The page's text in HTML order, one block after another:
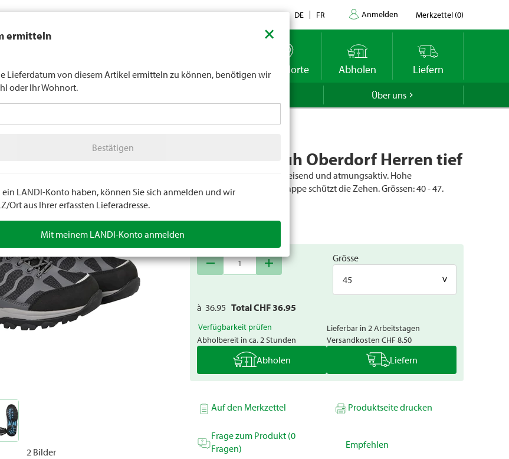
Kontakt DE FR Anmelden Merkzettel (0)
LANDI Wetter Standorte Abholen Liefern
Über uns
2 Bilder
Trekkingschuh Oberdorf Herren tief
Weissenstein. Wasserabweisend und atmungsaktiv. Hohe
Rutschfestigkeit. Vorderkappe schützt die Zehen. Grössen: 40 - 47.
remove add
Grösse
45
à 36.95 Total CHF36.95
Verfügbarkeit prüfen
Abholbereit in ca. 2 Stunden
Lieferbar in 2 Arbeitstagen
Versandkosten CHF 8.50
Abholen Liefern
Auf den Merkzettel Produktseite drucken
Frage zum Produkt (0
Fragen)
Empfehlen
ermitteln ×
Lieferdatum von diesem Artikel ermitteln zu können, benötigen wir
oder Ihr Wohnort.
Bestätigen
ein LANDI-Konto haben, können Sie sich anmelden und wir
Ort aus Ihrer erfassten Lieferadresse.
Mit meinem LANDI-Konto anmelden
generell keinen Alkohol an Jugendliche unter 16 Jahren. Für